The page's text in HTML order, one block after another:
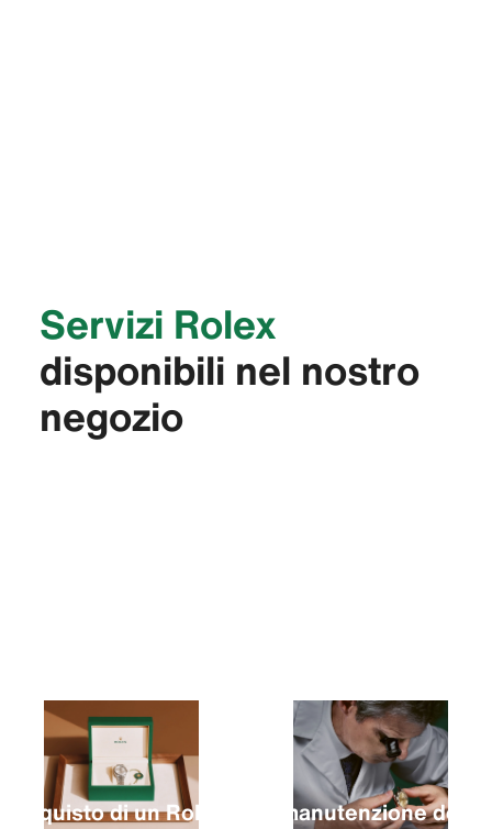
Servizi Rolex
disponibili nel nostro
negozio
L’acquisto di un Rolex
La manutenzione del